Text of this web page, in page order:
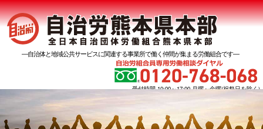
―自治体と地域公共サービスに関連する事業所で働く仲間が集まる労働組合です―
受付時間 10:00～17:00 月曜～金曜(祝祭日を除く)